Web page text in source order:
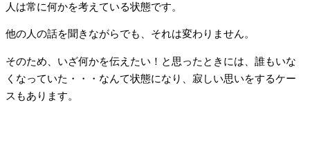
人は常に何かを考えている状態です。
他の人の話を聞きながらでも、それは変わりません。
そのため、いざ何かを伝えたい！と思ったときには、誰もいな
くなっていた・・・なんて状態になり、寂しい思いをするケー
スもあります。